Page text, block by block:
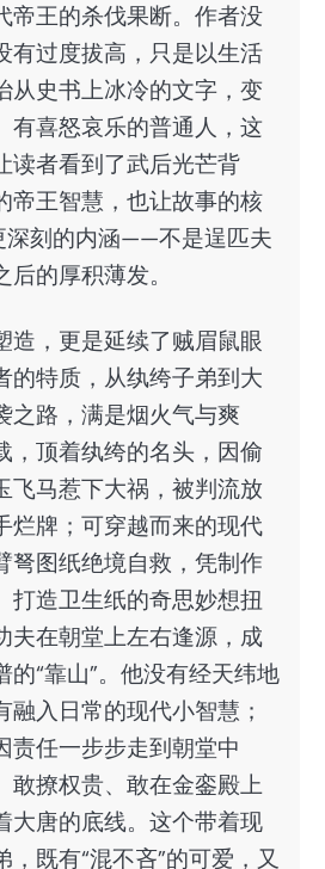
帝王的杀伐果断。作者没
有过度拔高，只是以生活
从史书上冰冷的文字，变
有喜怒哀乐的普通人，这
读者看到了武后光芒背
帝王智慧，也让故事的核
深刻的内涵——不是逞匹夫
的厚积薄发。
造，更是延续了贼眉鼠眼
的特质，从纨绔子弟到大
之路，满是烟火气与爽
，顶着纨绔的名头，因偷
飞马惹下大祸，被判流放
烂牌；可穿越而来的现代
弩图纸绝境自救，凭制作
打造卫生纸的奇思妙想扭
夫在朝堂上左右逢源，成
的“靠山”。他没有经天纬地
融入日常的现代小智慧；
责任一步步走到朝堂中
敢撩权贵、敢在金銮殿上
大唐的底线。这个带着现
，既有“混不吝”的可爱，又